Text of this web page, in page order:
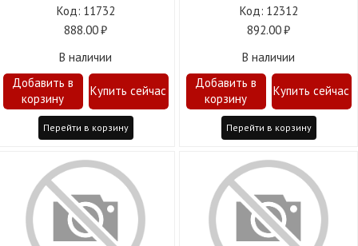
11732
888.00
В наличии
Перейти в корзину
12312
892.00
В наличии
Перейти в корзину